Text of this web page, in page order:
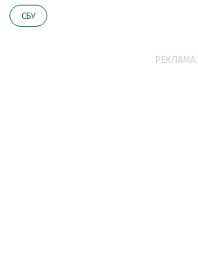
СБУ
РЕКЛАМА: